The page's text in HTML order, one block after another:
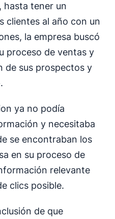
hasta tener un
clientes al año con un
la empresa buscó
proceso de ventas y
de sus prospectos y
ya no podía
y necesitaba
se encontraban los
en su proceso de
relevante
clics posible.
de que